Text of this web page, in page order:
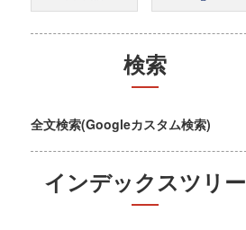
検索
全文検索(Googleカスタム検索)
インデックスツリー